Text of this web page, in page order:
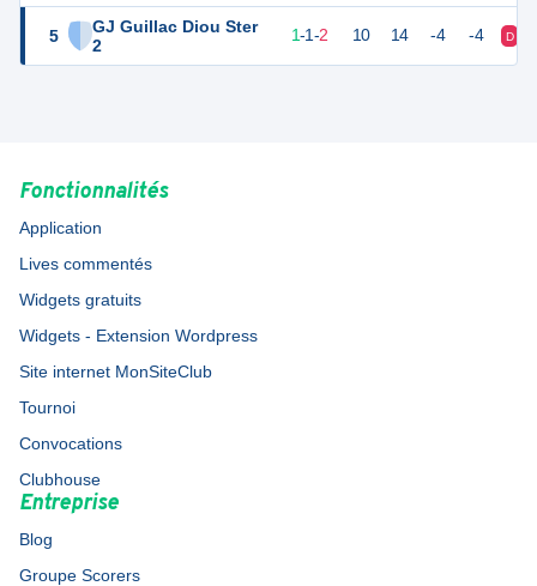
5
GJ Guillac Diou Ster
2
3 5 1-1-2 10 14 -4 -4 D
Fonctionnalités
Application
Lives commentés
Widgets gratuits
Widgets - Extension Wordpress
Site internet MonSiteClub
Tournoi
Convocations
Clubhouse
Entreprise
Blog
Groupe Scorers